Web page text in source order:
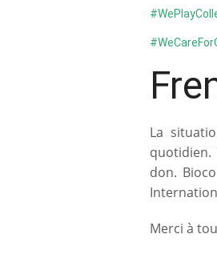
La
don.
Merci à